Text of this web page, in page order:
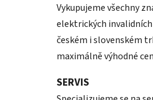
Vykupujeme všechny
elektrických
českém i slovenském
maximálně výhodné
SERVIS